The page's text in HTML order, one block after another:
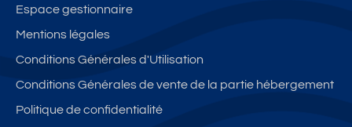
Espace gestionnaire
Mentions légales
Conditions Générales d'Utilisation
Conditions Générales de vente de la partie hébergement
Politique de confidentialité